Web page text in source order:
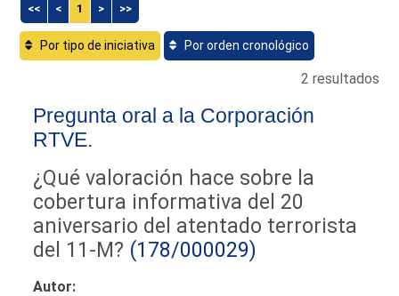
<< < 1 > >>
Por tipo de iniciativa Por orden cronológico
2 resultados
Pregunta oral a la Corporación
RTVE.
¿Qué valoración hace sobre la
cobertura informativa del 20
aniversario del atentado terrorista
del 11-M? (178/000029)
Autor: